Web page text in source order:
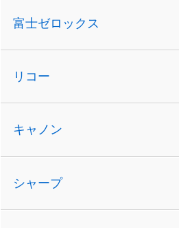
富士ゼロックス
リコー
キャノン
シャープ